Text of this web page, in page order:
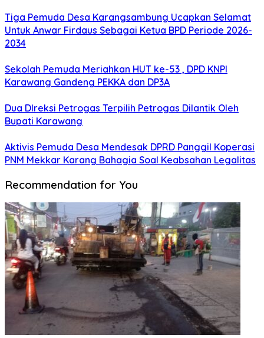
Tiga Pemuda Desa Karangsambung Ucapkan Selamat
Untuk Anwar Firdaus Sebagai Ketua BPD Periode 2026-
2034
Sekolah Pemuda Meriahkan HUT ke-53 , DPD KNPI
Karawang Gandeng PEKKA dan DP3A
Dua DIreksi Petrogas Terpilih Petrogas Dilantik Oleh
Bupati Karawang
Aktivis Pemuda Desa Mendesak DPRD Panggil Koperasi
PNM Mekkar Karang Bahagia Soal Keabsahan Legalitas
Recommendation for You